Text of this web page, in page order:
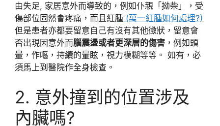
由失足, 家居意外而導致的，例如仆親「拗柴」，受
傷部位固然會疼痛，而且紅腫 (萬一紅腫如何處理?)
但是患者亦都要留意自己有沒有其他徵狀，留意會
否出現因意外而腦震盪或者更深層的傷害 ，例如頭
暈，作嘔，持續的暈眩，視力模糊等等。 如有，必
須馬上到醫院作全身檢查。
2. 意外撞到的位置涉及
內臟嗎?